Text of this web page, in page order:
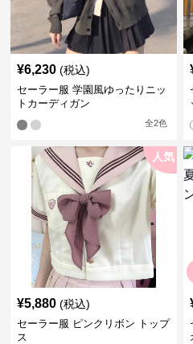
¥6,230 (税込)
セーラー服 学園風ゆったりニッ
トカーディガン
全2色
人気
¥5,880 (税込)
セーラー服 ピンクリボン トップ
ス